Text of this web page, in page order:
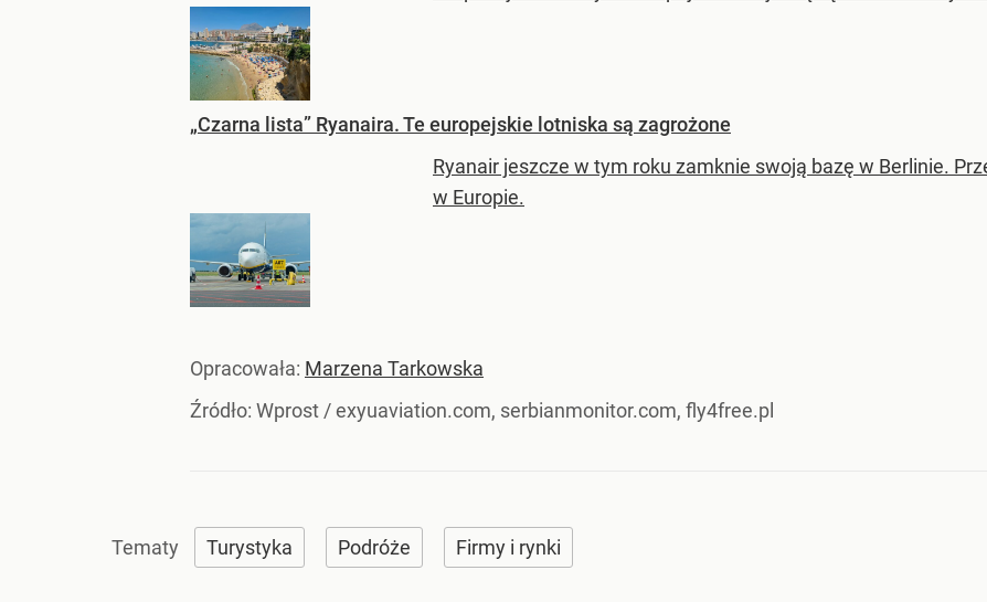
„Czarna lista” Ryanaira. Te europejskie lotniska są zagrożone
Ryanair jeszcze w tym roku zamknie swoją bazę w Berlinie.
w Europie.
Opracowała: Marzena Tarkowska
Źródło: Wprost /exyuaviation.com, serbianmonitor.com, fly4free.pl
Turystyka Podróże Firmy i rynki